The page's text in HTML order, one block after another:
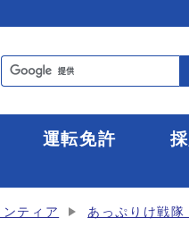
運転免許
ティア あっぷりけ戦隊